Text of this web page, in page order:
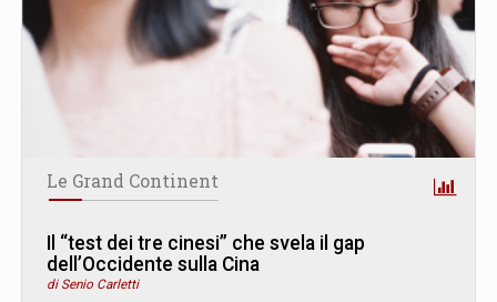
Le Grand Continent
Il “test dei tre cinesi” che svela il gap
dell’Occidente sulla Cina
di Senio Carletti